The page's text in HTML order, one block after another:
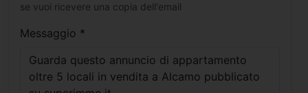
se vuoi ricevere una copia dell'email
Messaggio *